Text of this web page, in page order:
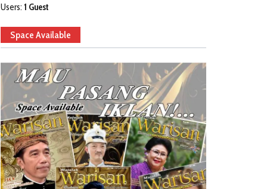
Users: 1 Guest
Space Available